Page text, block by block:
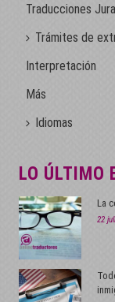
Traducciones
Trámites de
Interpretación
Más
Idiomas
LO ÚLTIMO
La
22